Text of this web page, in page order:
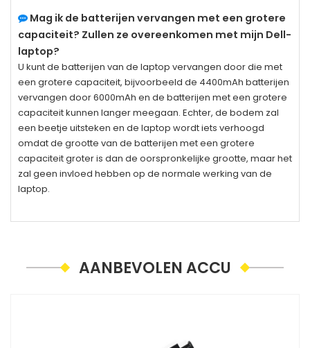
Mag ik de batterijen vervangen met een grotere
capaciteit? Zullen ze overeenkomen met mijn Dell-
laptop?
U kunt de batterijen van de laptop vervangen door die met
een grotere capaciteit, bijvoorbeeld de 4400mAh batterijen
vervangen door 6000mAh en de batterijen met een grotere
capaciteit kunnen langer meegaan. Echter, de bodem zal
een beetje uitsteken en de laptop wordt iets verhoogd
omdat de grootte van de batterijen met een grotere
capaciteit groter is dan de oorspronkelijke grootte, maar het
zal geen invloed hebben op de normale werking van de
laptop.
AANBEVOLEN ACCU